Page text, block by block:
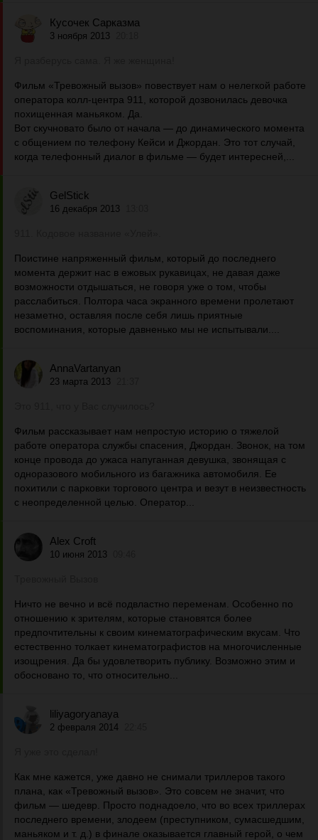
Кусочек Сарказма
3 ноября 2013
Фильм «Тревожный вызов» повествует нам о нелегкой работе
оператора колл-центра 911, которой дозвонилась девочка
похищенная маньяком. Да.
Вот скучновато было от начала — до динамического момента
с общением по телефону Кейси и Джордан. Это тот случай,
когда телефонный диалог в фильме — будет интересней,...
GelStick
16 декабря 2013
Поистине напряженный фильм, который до последнего
момента держит нас в ежовых рукавицах, не давая даже
возможности отдышаться, не говоря уже о том, чтобы
расслабиться. Полтора часа экранного времени пролетают
незаметно, оставляя после себя лишь приятные
воспоминания, которые давненько мы не испытывали....
AnnaVartanyan
23 марта 2013
Фильм рассказывает нам непростую историю о тяжелой
работе оператора службы спасения, Джордан. Звонок, на том
конце провода до ужаса напуганная девушка, звонящая с
одноразового мобильного из багажника автомобиля. Ее
похитили с парковки торгового центра и везут в неизвестность
с неопределенной целью. Оператор...
Alex Croft
10 июня 2013
Ничто не вечно и всё подвластно переменам. Особенно по
отношению к зрителям, которые становятся более
предпочтительны к своим кинематографическим вкусам. Что
естественно толкает кинематографистов на многочисленные
изощрения. Да бы удовлетворить публику. Возможно этим и
обосновано то, что относительно...
liliyagoryanaya
2 февраля 2014
Как мне кажется, уже давно не снимали триллеров такого
плана, как «Тревожный вызов». Это совсем не значит, что
фильм — шедевр. Просто поднадоело, что во всех триллерах
последнего времени, злодеем (преступником, сумасшедшим,
маньяком и т. д.) в финале оказывается главный герой, о чем